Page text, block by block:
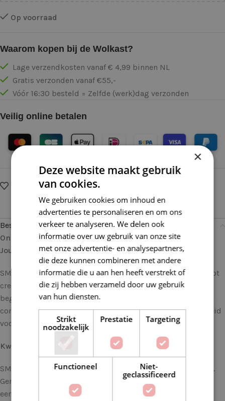
Op voorraad
Waarom kopen bij de Wolkast?
Lage verzendkosten vanaf € 4,99 binnen NL
Gratis verzonden vanaf €55,-
Vóór 16:30 besteld = Zelfde (werk)dag verzonden
Veilig online betalen
Op verlanglijstje Delen:
Beschrijving
Ontdek Creativiteit met deze SMC Catania 410 Koraal:
Jouw Perfecte Garen voor Elke Haak- en Brei uitdaging
SMC Catania is niet zomaar garen; het is een uitnodiging tot
creativiteit. Of je nu een ervaren handwerker bent of net
begint met haken en breien, SMC Catania biedt de perfecte
combinatie van veelzijdigheid, kleurkeuze en duurzaamheid
voor al je projecten.
Kwaliteit die Opvalt
SMC Catania staat bekend om zijn onberispelijke kwaliteit.
Gemaakt van 100% gemerceriseerd katoen, biedt dit garen
een gladde, glanzende afwerking die je projecten een
×
Deze website maakt gebruik
van cookies.
We gebruiken cookies om inhoud en
advertenties te personaliseren en om ons
verkeer te analyseren. We delen ook
informatie over uw gebruik van onze site
met onze advertentie- en analysepartners,
die deze kunnen combineren met andere
informatie die u aan hen heeft verstrekt of
die zij hebben verzameld door uw gebruik
van hun diensten.
Strikt
noodzakelijk
Prestatie Targeting
Functioneel
Niet-
geclassificeerd